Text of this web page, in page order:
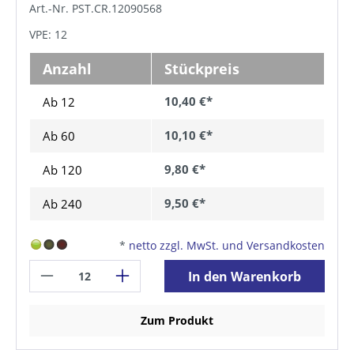
Art.-Nr. PST.CR.12090568
VPE: 12
Anzahl Stückpreis
Ab 12 10,40 €*
Ab 60 10,10 €*
Ab 120 9,80 €*
Ab 240 9,50 €*
* netto zzgl. MwSt. und Versandkosten
In den Warenkorb
Zum Produkt